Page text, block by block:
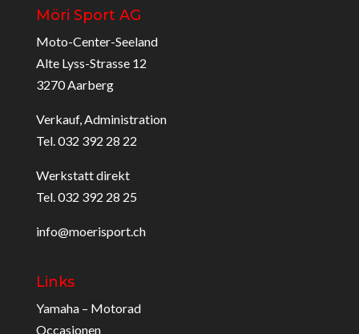
Möri Sport AG
Moto-Center-Seeland
Alte Lyss-Strasse 12
3270 Aarberg
Verkauf, Administration
Tel. 032 392 28 22
Werkstatt direkt
Tel. 032 392 28 25
info@moerisport.ch
Links
Yamaha – Motorad
Occasionen